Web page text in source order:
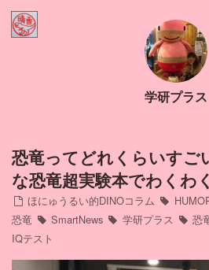
Home
ほにゅうるい的DINOコラム
Profile
インスタ
アメブロ
学研プラス
恐竜ってどれくらいすご
な恐竜超実験本でわくわ
ほにゅうるい的DINOコラム
恐竜
SmartNews 学研プラス 恐
IQテスト